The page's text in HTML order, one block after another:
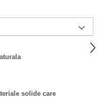
solide care